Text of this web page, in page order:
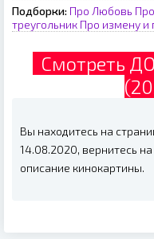
Подборки: Про Любовь
треугольник Про измену и
Смотреть
Вы находитесь на
14.08.2020, вернитесь
описание кинокартины.